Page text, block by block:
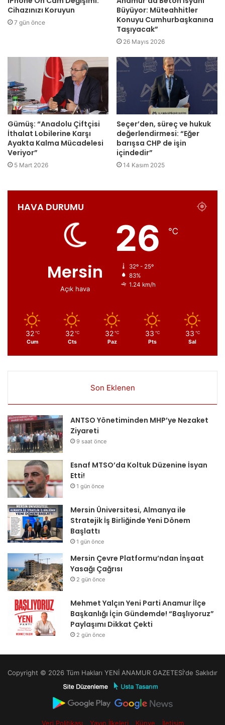
Cihazınızı Koruyun
7 gün önce
Büyüyor: Müteahhitler
Konuyu Cumhurbaşkanına
Taşıyacak”
26 Mayıs 2026
Gümüş: “Anadolu Çiftçisi
İthalat Lobilerine Karşı
Ayakta Kalma Mücadelesi
Veriyor”
5 Mart 2026
Seçer’den, süreç ve hukuk
değerlendirmesi: “Eğer
barışsa CHP de işin
içindedir”
14 Kasım 2025
HAVA DURUMU
Mersin
Açık hava
26 ℃
32º - 25º
83%
1.24 km/h
32 ℃
Cum
32 ℃
Cts
32 ℃
Paz
33 ℃
Pts
33 ℃
Sal
Son Eklenen
ANTSO Yönetiminden MHP’ye Nezaket
Ziyareti
9 saat önce
Esnaf MTSO’da Koltuk Düzenine İsyan
Etti!
1 gün önce
Mersin Üniversitesi, Almanya ile
Stratejik İş Birliğinde Yeni Dönem
Başlattı
1 gün önce
Mersin Çevre Platformu’ndan İnşaat
Yasağı Çağrısı
2 gün önce
Mehmet Yalçın Yeni Parti Anamur İlçe
Başkanlığı İçin Gündemde! “Başlıyoruz”
Paylaşımı Dikkat Çekti
2 gün önce
Copyright © 2026 Tüm Hakları YENİ ANAMUR GAZETESİ'de Saklıdır
Veri Politikası Yayın İlkeleri Künye İletişim